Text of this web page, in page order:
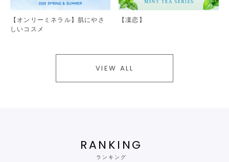
【オンリーミネラル】肌にやさ
しいコスメ
【凜恋】
VIEW ALL
RANKING
ランキング